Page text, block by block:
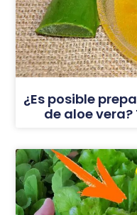
¿Es posible
de aloe